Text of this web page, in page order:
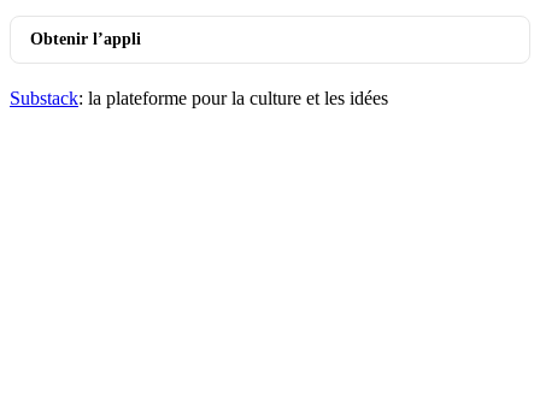
Obtenir l’appli
Substack: la plateforme pour la culture et les idées